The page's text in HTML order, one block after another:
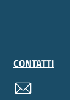
CONTATTI